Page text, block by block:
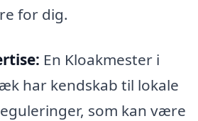
for dig.
En Kloakmester i
har kendskab til lokale
som kan være